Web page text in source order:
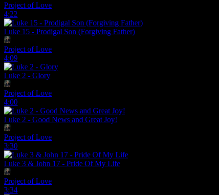
Project of Love
4:22
Luke 15 - Prodigal Son (Forgiving Father)
Project of Love
4:09
Luke 2 - Glory
Project of Love
4:00
Luke 2 - Good News and Great Joy!
Project of Love
3:30
Luke 3 & John 17 - Pride Of My Life
Project of Love
3:34